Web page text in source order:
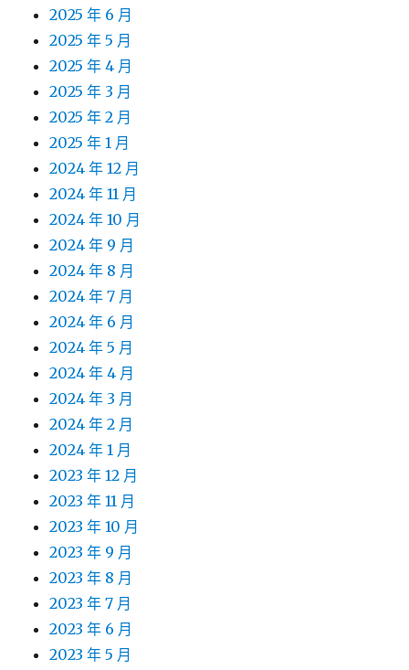
2025 年 6 月
2025 年 5 月
2025 年 4 月
2025 年 3 月
2025 年 2 月
2025 年 1 月
2024 年 12 月
2024 年 11 月
2024 年 10 月
2024 年 9 月
2024 年 8 月
2024 年 7 月
2024 年 6 月
2024 年 5 月
2024 年 4 月
2024 年 3 月
2024 年 2 月
2024 年 1 月
2023 年 12 月
2023 年 11 月
2023 年 10 月
2023 年 9 月
2023 年 8 月
2023 年 7 月
2023 年 6 月
2023 年 5 月